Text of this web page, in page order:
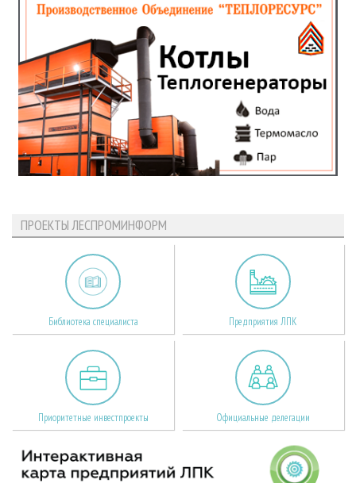
ПРОЕКТЫ ЛЕСПРОМИНФОРМ
Библиотека специалиста Предприятия ЛПК
Приоритетные инвестпроекты Официальные делегации